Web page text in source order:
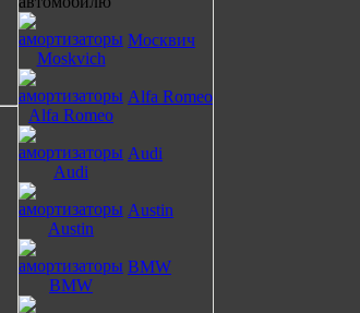
Москвич
Alfa Romeo
Audi
Austin
BMW